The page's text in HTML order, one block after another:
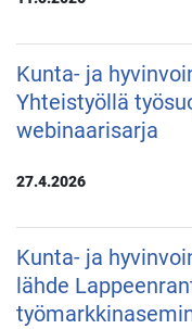
Kunta- ja
Yhteistyöllä
webinaarisarja
27.4.2026
Kunta- ja
lähde